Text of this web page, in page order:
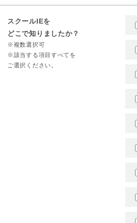
スクールIEを
どこで知りましたか？
※複数選択可
※該当する項目すべてを
ご選択ください。